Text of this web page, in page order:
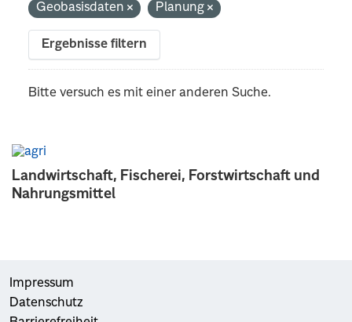
Landwirtschaft, Fischerei, Forstwirtschaft und
Nahrungsmittel
Geobasisdaten
Planung
Ergebnisse filtern
Bitte versuch es mit einer anderen Suche.
Impressum
Datenschutz